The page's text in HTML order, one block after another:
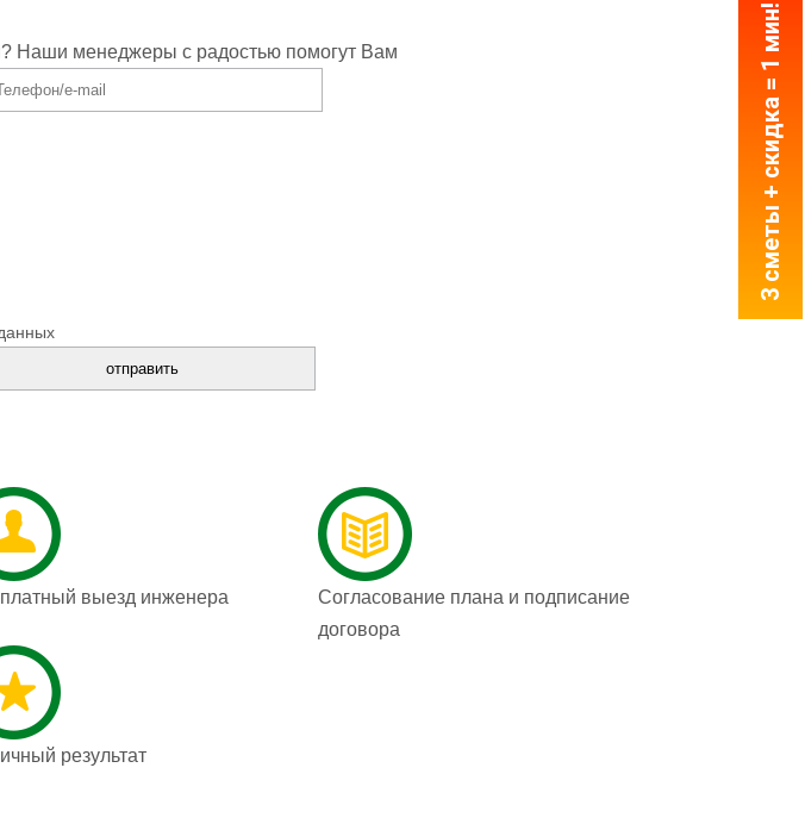
Наши менеджеры с радостью помогут Вам
выезд инженера
Согласование плана и подписание
договора
результат
3 сметы + скидка = 1 мин!